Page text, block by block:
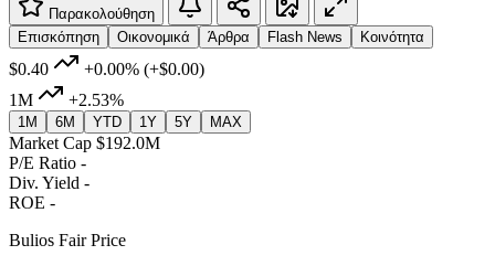
Παρακολούθηση
Επισκόπηση
Οικονομικά Άρθρα Flash News Κοινότητα
$0.40 +0.00% (+$0.00)
1M
+2.53%
1M 6M YTD 1Y 5Y MAX
Market Cap $192.0M
P/E Ratio -
Div. Yield -
ROE -
Bulios Fair Price